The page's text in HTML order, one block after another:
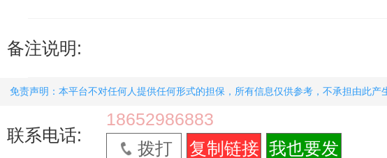
备注说明:
免责声明：本平台不对任何人提供任何形式的担保，所有信息仅供参考，不承担由此
联系电话:
18652986883
拨打
复制链接 我也要发